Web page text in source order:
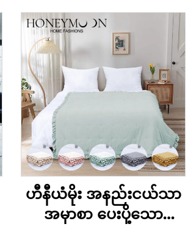
ဟီနီယံမိုး အနည်းငယ်သာ
အမှာစာ ပေးပို့သော